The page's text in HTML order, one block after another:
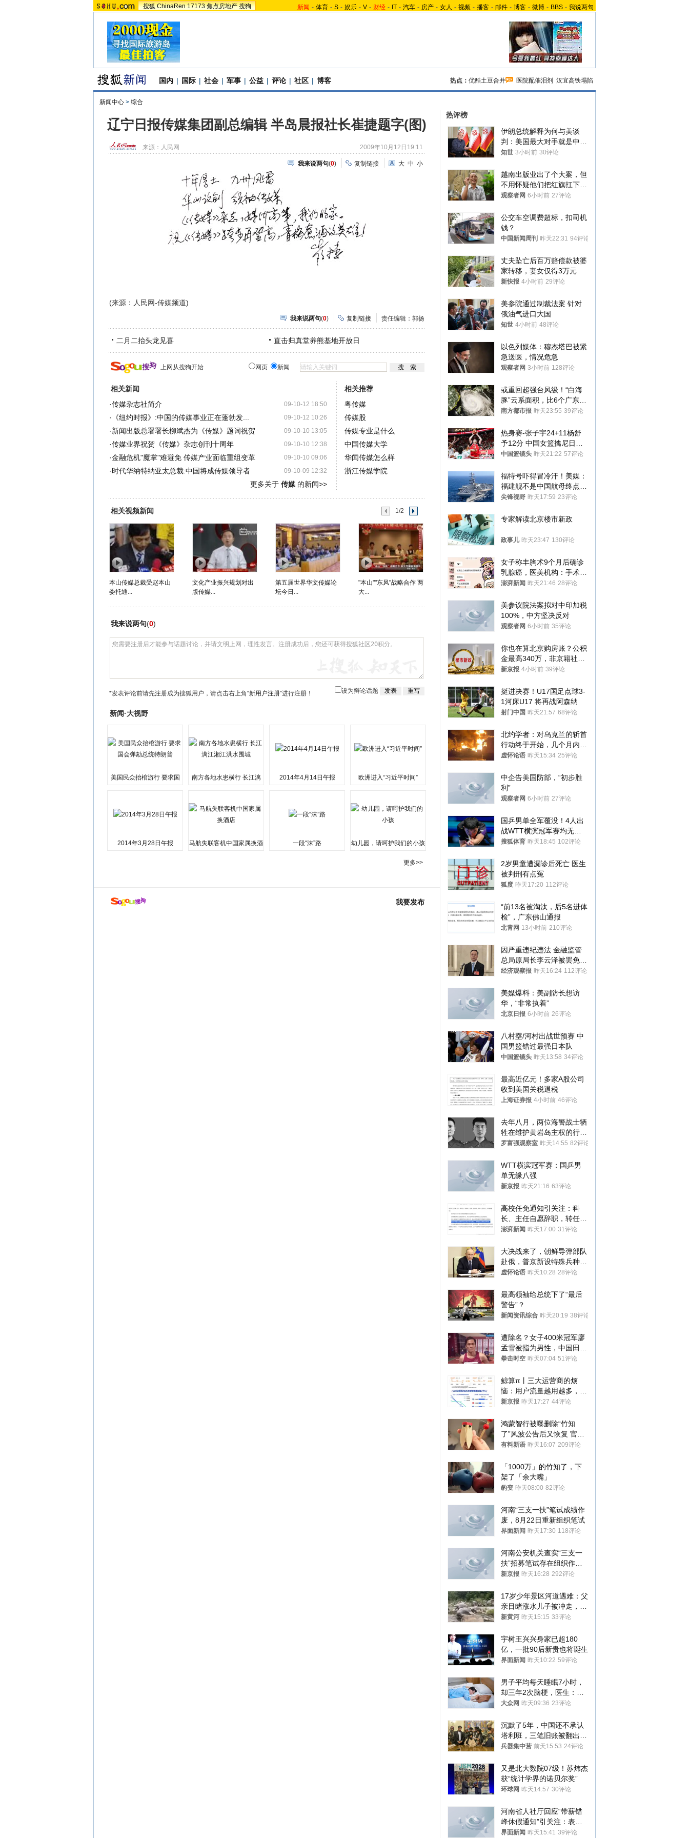
搜狐 ChinaRen 17173 焦点房地产 搜狗 新闻 - 体育 - S - 娱乐 - V - 财经 - IT - 汽车 - 房产 - 女人 - 视频 - 播客 - 邮件 - 博客 - 微博 - BBS - 我说两句
国内 | 国际 | 社会 | 军事 | 公益 | 评论 | 社区 | 博客 热点： 优酷土豆合并 医院配催泪剂 汉宜高铁塌陷
新闻中心 > 综合
辽宁日报传媒集团副总编辑 半岛晨报社长崔捷题字(图)
来源： 人民网 2009年10月12日19:11
我来说两句(0) 复制链接 大 中 小
(来源：人民网-传媒频道)
我来说两句(0) 复制链接 责任编辑：郭扬
二月二抬头龙见喜 直击归真堂养熊基地开放日
上网从搜狗开始 网页 新闻
相关新闻
09-10-12 18:50
·传媒杂志社简介
09-10-12 10:26
· 《纽约时报》:中国的传媒事业正在蓬勃发...
09-10-10 13:05
·新闻出版总署署长柳斌杰为《传媒》题词祝贺
09-10-10 12:38
·传媒业界祝贺《传媒》杂志创刊十周年
09-10-10 09:06
·金融危机"魔掌"难避免 传媒产业面临重组变革
09-10-09 12:32
·时代华纳特纳亚太总裁:中国将成传媒领导者
更多关于 传媒的新闻>>
相关推荐
粤传媒
传媒股
传媒专业是什么
中国传媒大学
华闻传媒怎么样
浙江传媒学院
相关视频新闻 1/2
本山传媒总裁受赵本山
委托通...
文化产业振兴规划对出
版传媒...
第五届世界华文传媒论
坛今日...
"本山""东风"战略合作 两
大...
我来说两句(0)
*发表评论前请先注册成为搜狐用户，请点击右上角“新用户注册”进行注册！ 设为辩论话题
新闻·大视野
美国民众抬棺游行 要求国
南方各地水患横行 长江漓
2014年4月14日午报 欧洲进入“习近平时间”
2014年3月28日午报
马航失联客机中国家属换酒
一段“沫”路 幼儿园，请呵护我们的小孩
更多>>
我要发布
热评榜
伊朗总统解释为何与美谈
判：美国最大对手就是中
国，但他们也在对话
知世 3小时前 30评论
越南出版业出了个大案，但
不用怀疑他们把红旗扛下去
的决心
观察者网 6小时前 27评论
公交车空调费超标，扣司机
钱？
中国新闻周刊 昨天22:31 94评论
丈夫坠亡后百万赔偿款被婆
家转移，妻女仅得3万元
新快报 4小时前 29评论
美参院通过制裁法案 针对
俄油气进口大国
知世 4小时前 48评论
以色列媒体：穆杰塔巴被紧
急送医，情况危急
观察者网 3小时前 128评论
或重回超强台风级！“白海
豚”云系面积，比6个广东还
大！深圳官方：注意这件事
南方都市报 昨天23:55 39评论
热身赛-张子宇24+11杨舒
予12分 中国女篮擒尼日利
亚
中国篮镜头 昨天21:22 57评论
福特号吓得冒冷汗！美媒：
福建舰不是中国航母终点，
而是新起点！
尖锋视野 昨天17:59 23评论
专家解读北京楼市新政
政事儿 昨天23:47 130评论
女子称丰胸术9个月后确诊
乳腺癌，医美机构：手术不
可能引发癌症，建议走司法
澎湃新闻 昨天21:46 28评论
美参议院法案拟对中印加税
100%，中方坚决反对
观察者网 6小时前 35评论
你也在算北京购房账？公积
金最高340万，非京籍社保
1年
新京报 4小时前 39评论
挺进决赛！U17国足点球3-
1河床U17 将再战阿森纳
射门中国 昨天21:57 68评论
北约学者：对乌克兰的斩首
行动终于开始，几个月内乌
将投降
虚怀论语 昨天15:34 25评论
中企告美国防部，“初步胜
利”
观察者网 6小时前 27评论
国乒男单全军覆没！4人出
战WTT横滨冠军赛均无缘
八强
搜狐体育 昨天18:45 102评论
2岁男童遭漏诊后死亡 医生
被判刑有点冤
狐度 昨天17:20 112评论
“前13名被淘汰，后5名进体
检”，广东佛山通报
北青网 13小时前 210评论
因严重违纪违法 金融监管
总局原局长李云泽被罢免全
国人大代表
经济观察报 昨天16:24 112评论
美媒爆料：美副防长想访
华，“非常执着”
北京日报 6小时前 26评论
八村塁/河村出战世预赛 中
国男篮错过最强日本队
中国篮镜头 昨天13:58 34评论
最高近亿元！多家A股公司
收到美国关税退税
上海证券报 4小时前 46评论
去年八月，两位海警战士牺
牲在维护黄岩岛主权的行动
中
罗富强观察室 昨天14:55 82评论
WTT横滨冠军赛：国乒男
单无缘八强
新京报 昨天21:16 63评论
高校任免通知引关注：科
长、主任自愿辞职，转任思
政辅导员
澎湃新闻 昨天17:00 31评论
大决战来了，朝鲜导弹部队
赴俄，普京新设特殊兵种，
76岁老将扛旗
虚怀论语 昨天10:28 28评论
最高领袖给总统下了“最后
警告”？
新闻资讯综合 昨天20:19 38评论
遭除名？女子400米冠军廖
孟雪被指为男性，中国田协
默不作声
拳击时空 昨天07:04 51评论
鲸算π丨三大运营商的烦
恼：用户流量越用越多，收
入却越来越少
新京报 昨天17:27 44评论
鸿蒙智行被曝删除“竹知
了”风波公告后又恢复 官媒
曾力挺：劝华为要大度的，
有料新语 昨天16:07 209评论
「1000万」的竹知了，下
架了「余大嘴」
豹变 昨天08:00 82评论
河南“三支一扶”笔试成绩作
废，8月22日重新组织笔试
界面新闻 昨天17:30 118评论
河南公安机关查实“三支一
扶”招募笔试存在组织作弊
犯罪行为
新京报 昨天16:28 292评论
17岁少年景区河道遇难：父
亲目睹涨水儿子被冲走，当
地排除上游泄洪，家属盼厘
新黄河 昨天15:15 33评论
宇树王兴兴身家已超180
亿，一批90后新贵也将诞生
界面新闻 昨天10:22 59评论
男子平均每天睡眠7小时，
却三年2次脑梗，医生：这
样睡觉更伤身
大众网 昨天09:36 23评论
沉默了5年，中国还不承认
塔利班，三笔旧账被翻出，
最大风险出现
兵器集中营 前天15:53 24评论
又是北大数院07级！苏炜杰
获“统计学界的诺贝尔奖”
环球网 昨天14:57 30评论
河南省人社厅回应“带薪错
峰休假通知”引关注：表述
不够准确，待修改后印发
界面新闻 昨天15:41 39评论